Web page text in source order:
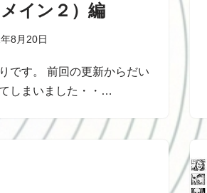
イン２）編
8月20日
です。 前回の更新からだい
しまいました・・…